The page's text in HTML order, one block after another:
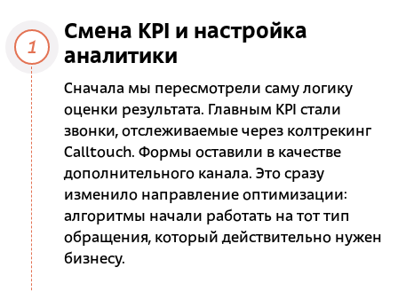
1
Смена KPI и настройка
аналитики
Сначала мы пересмотрели саму логику
оценки результата. Главным KPI стали
звонки, отслеживаемые через колтрекинг
Calltouch. Формы оставили в качестве
дополнительного канала. Это сразу
изменило направление оптимизации:
алгоритмы начали работать на тот тип
обращения, который действительно нужен
бизнесу.